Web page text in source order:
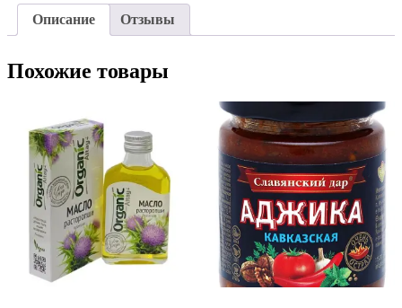
Описание Отзывы
Похожие товары